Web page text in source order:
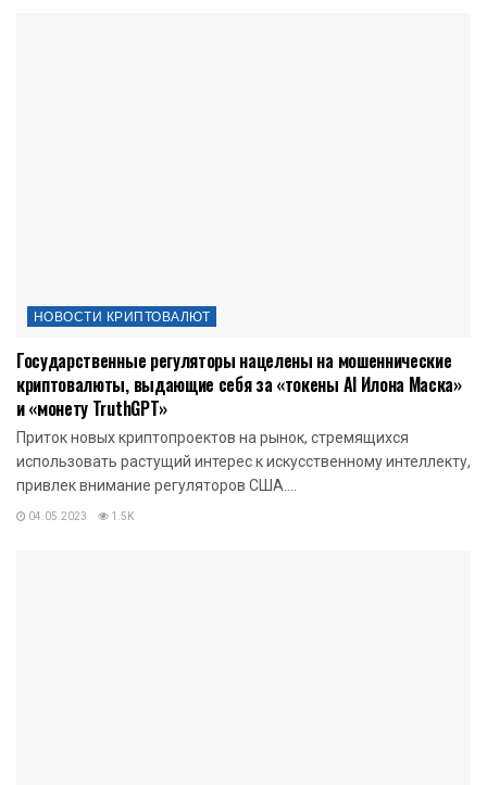
НОВОСТИ КРИПТОВАЛЮТ
Государственные регуляторы нацелены на мошеннические
криптовалюты, выдающие себя за «токены AI Илона Маска»
и «монету TruthGPT»
Приток новых криптопроектов на рынок, стремящихся
использовать растущий интерес к искусственному интеллекту,
привлек внимание регуляторов США....
04.05.2023 1.5K